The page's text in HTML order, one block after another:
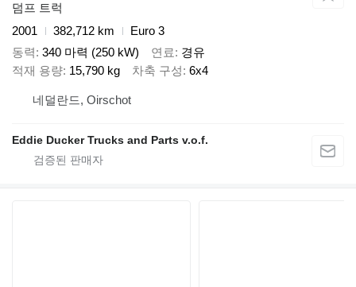
덤프 트럭
2001
382,712 km
Euro 3
동력 340 마력 (250 kW) 연료
경유
적재 용량 15,790 kg 차축 구성 6x4
네덜란드, Oirschot
Eddie Ducker Trucks and Parts v.o.f.